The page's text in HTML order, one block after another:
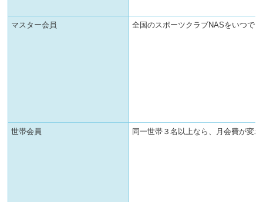
マスター会員 全国のスポーツクラブNASをいつで
世帯会員 同一世帯３名以上なら、月会費が変